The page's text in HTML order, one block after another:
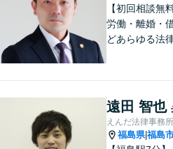
【初回相談無
労働・離婚・
どあらゆる法
くことを最も
す。お困りの
談ください。
遠田 智也
えんだ法律事務所
福島県|福島